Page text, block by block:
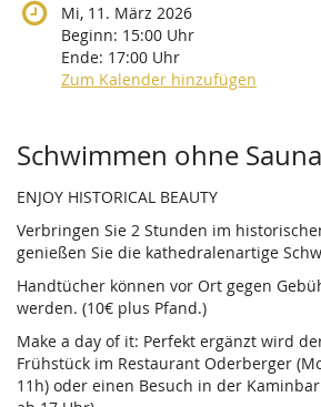
Mi, 11. März 2026
Beginn: 15:00 Uhr
Ende: 17:00 Uhr
Zum Kalender hinzufügen
Produkte
Schwimmen ohne Sauna
ENJOY HISTORICAL BEAUTY
Verbringen Sie 2 Stunden im
genießen Sie die kathedralenartige
Handtücher können vor Ort gegen
werden. (10€ plus Pfand.)
Make a day of it: Perfekt ergänzt wird
Frühstück im Restaurant Oderberger
11h) oder einen Besuch in der